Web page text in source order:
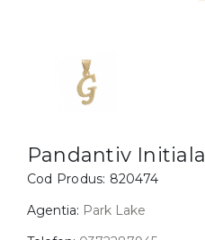
BIJUTERII COPII
Cercei
Bratari
Coliere
Lanturi
Pandantiv Initiala
Cod Produs: 820474
Agentia: Park Lake